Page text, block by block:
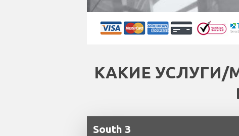
КАКИЕ
South 3